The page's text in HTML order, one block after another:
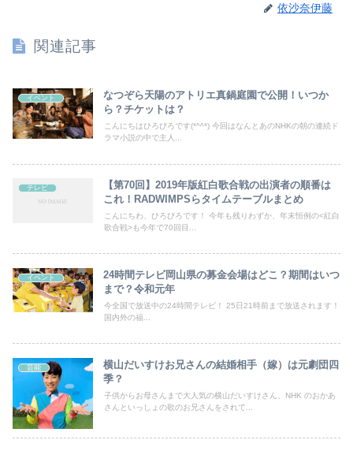
依沙奈伊藤
関連記事
イベント
なつぞら天陽のアトリエ真鍋庭園で公開！いつか
ら？チケットは？
こんにちはひろびろです(*^^*) 今回はなんとあのNHKの朝の連続ド
ラマ小説の中で主人...
テレビ
【第70回】2019年版紅白歌合戦の出演者の順番は
これ！RADWIMPSらタイムテーブルまとめ
こんにちわ、ひろびろです！ 今年も残りわずか、年末恒例の<紅白
歌合戦>も今年で70回目...
イベント
24時間テレビ岡山県の募金会場はどこ？期間はいつ
まで？令和元年
今全国で放送中の24時間テレビ！ 25日21時前まで放送されます！
国内外の福...
芸能
横山だいすけお兄さんの結婚相手（嫁）は元劇団四
季？
子供からお母さんまで大人気の横山だいすけさん、NHK のおかあ
さんといっしょの歌のお兄さんをされて...